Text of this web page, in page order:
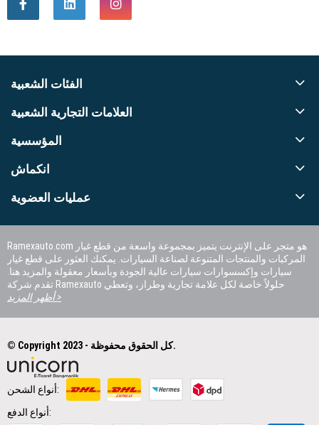
الفئات الشعبية
العلامات التجارية الشعبية
المؤسسية
انكماش
عمليات العضوية
Ramexauto.com هو متجر على الإنترنت يتميز بمجموعة واسعة من قطع غيار
المركبات والمنتجات المتنوعة لصناعة السيارات. يمكنك العثور على قطع غيار
سيارات وإكسسوارات سيارات عالية الجودة وبأسعار معقولة والمزيد هنا.
تقدم شركة Ramexauto حلولاً خاصة لكل علامة تجارية وطراز، وتعطي
أظهر المزيد >
© Copyright 2023 - كل الحقوق محفوظة.
أنواع الشحن:
أنواع الدفع: